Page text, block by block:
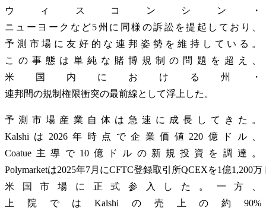
ウィスコンシン・
ニューヨークなど5州に同様の訴訟を提起しており、
予測市場に友好的な連邦姿勢を維持している。
この事態は単純な賭博規制の問題を超え、
米国内における州・
連邦間の規制権限衝突の最前線として浮上した。
予測市場産業自体は急速に成長してきた。
Kalshiは2026年時点で企業価値220億ドル、
Coatue主導で10億ドルの新規投資を調達。
Polymarketは2025年7月にCFTC登録取引所QCEXを1億1,200
米国市場に正式参入した。一方、
上院ではKalshiの売上の約90%